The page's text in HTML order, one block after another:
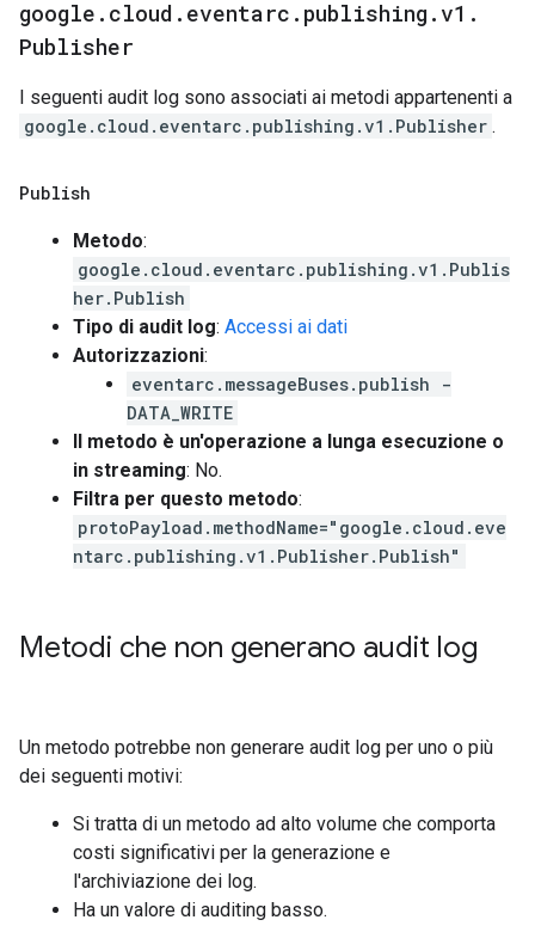
google . cloud . eventarc . publishing . v1 .
Publisher
I seguenti audit log sono associati ai metodi appartenenti a
google.cloud.eventarc.publishing.v1.Publisher .
Publish
Metodo:
google.cloud.eventarc.publishing.v1.Publis
her.Publish
Tipo di audit log: Accessi ai dati
Autorizzazioni:
eventarc.messageBuses.publish -
DATA_WRITE
Il metodo è un'operazione a lunga esecuzione o
in streaming: No.
Filtra per questo metodo:
protoPayload.methodName="google.cloud.eve
ntarc.publishing.v1.Publisher.Publish"
Metodi che non generano audit log
Un metodo potrebbe non generare audit log per uno o più
dei seguenti motivi:
Si tratta di un metodo ad alto volume che comporta
costi significativi per la generazione e
l'archiviazione dei log.
Ha un valore di auditing basso.